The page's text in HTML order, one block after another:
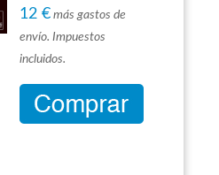
12 € más gastos de
envío. Impuestos
incluidos.